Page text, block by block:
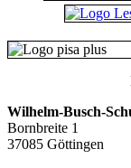
Wilhelm-Busch-
Bornbreite 1
37085 Göttingen